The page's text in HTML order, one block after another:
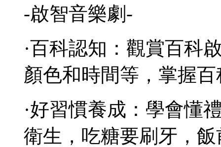
-啟智音樂劇-
·百科認知：觀賞百科
顏色和時間等，掌握
·好習慣養成：學會懂
衛生，吃糖要刷牙，